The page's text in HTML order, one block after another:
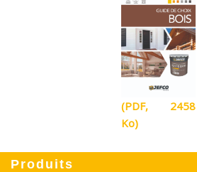
(PDF, 2458
Ko)
Produits